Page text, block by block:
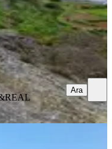
Çiftçi
Ara